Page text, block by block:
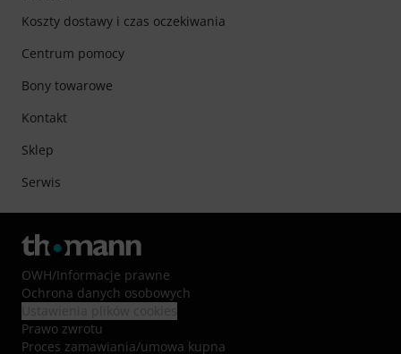
Koszty dostawy i czas oczekiwania
Centrum pomocy
Bony towarowe
Kontakt
Sklep
Serwis
OWH/Informacje prawne
Ochrona danych osobowych
Prawo zwrotu
Proces zamawiania/umowa kupna